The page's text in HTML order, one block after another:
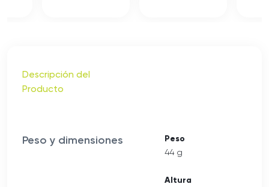
Descripción del
Producto
Peso y dimensiones Peso
44 g
Altura